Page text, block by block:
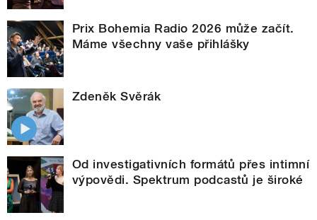
Prix Bohemia Radio 2026 může začít.
Máme všechny vaše přihlášky
Zdeněk Svěrák
Od investigativních formátů přes intimní
výpovědi. Spektrum podcastů je široké